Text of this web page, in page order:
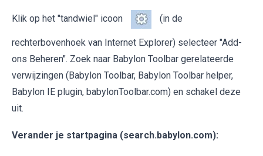
Klik op het "tandwiel" icoon (in de
rechterbovenhoek van Internet Explorer) selecteer "Add-
ons Beheren". Zoek naar Babylon Toolbar gerelateerde
verwijzingen (Babylon Toolbar, Babylon Toolbar helper,
Babylon IE plugin, babylonToolbar.com) en schakel deze
uit.
Verander je startpagina (search.babylon.com):